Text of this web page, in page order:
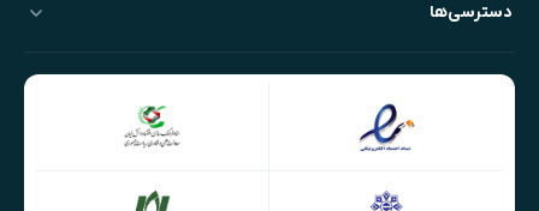
دسترسی‌ها